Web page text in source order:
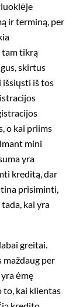
ir terminą, per
tam tikrą
skirtus
iš tos
o kai priims
mini
yra
kreditą, dar
prisiminti,
kai yra
greitai.
per
ėmę
to, kai klientas